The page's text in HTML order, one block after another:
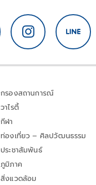
กรองสถานการณ์
วาไรตี้
กีฬา
ท่องเที่ยว – ศิลปวัฒนธรรม
ประชาสัมพันธ์
ภูมิภาค
สิ่งแวดล้อม